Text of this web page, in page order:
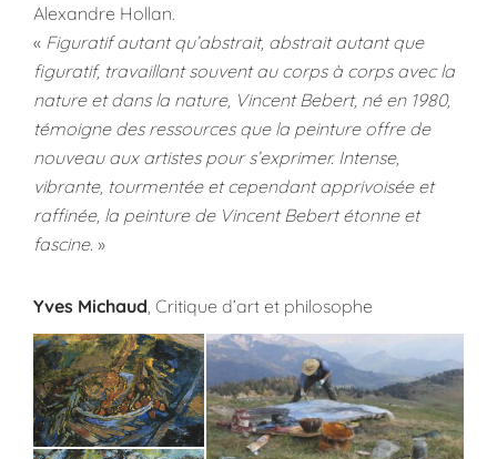
Alexandre Hollan.
« Figuratif autant qu’abstrait, abstrait autant que
figuratif, travaillant souvent au corps à corps avec la
nature et dans la nature, Vincent Bebert, né en 1980,
témoigne des ressources que la peinture offre de
nouveau aux artistes pour s’exprimer. Intense,
vibrante, tourmentée et cependant apprivoisée et
raffinée, la peinture de Vincent Bebert étonne et
fascine. »
Yves Michaud , Critique d’art et philosophe